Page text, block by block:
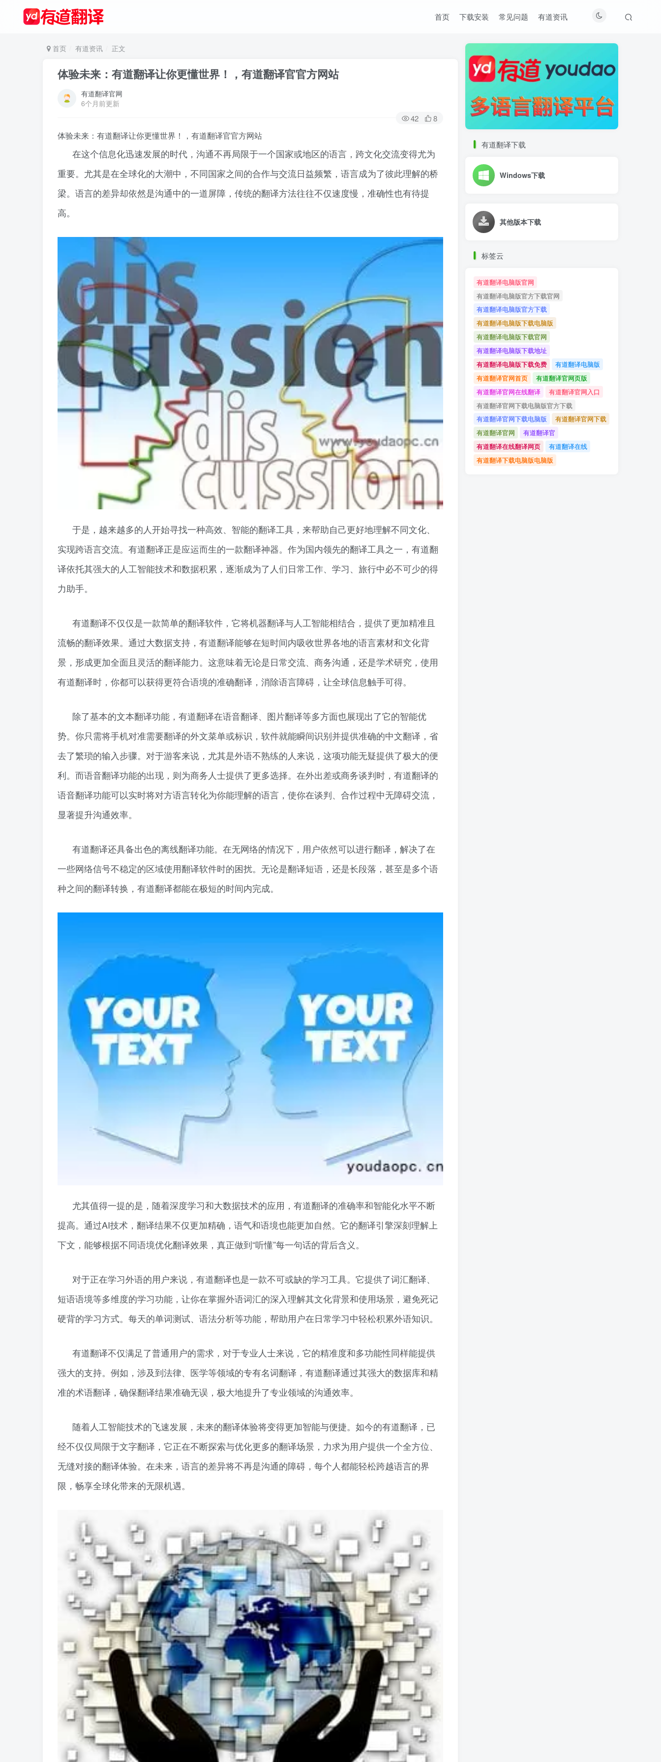
首页 下载安装 常见问题 有道资讯
首页 有道资讯 正文
体验未来：有道翻译让你更懂世界！，有道翻译官官方网站
有道翻译官网
6个月前更新
42 8
体验未来：有道翻译让你更懂世界！，有道翻译官官方网站
在这个信息化迅速发展的时代，沟通不再局限于一个国家或地区的语言，跨文化交流变得尤为
重要。尤其是在全球化的大潮中，不同国家之间的合作与交流日益频繁，语言成为了彼此理解的桥
梁。语言的差异却依然是沟通中的一道屏障，传统的翻译方法往往不仅速度慢，准确性也有待提
高。
于是，越来越多的人开始寻找一种高效、智能的翻译工具，来帮助自己更好地理解不同文化、
实现跨语言交流。有道翻译正是应运而生的一款翻译神器。作为国内领先的翻译工具之一，有道翻
译依托其强大的人工智能技术和数据积累，逐渐成为了人们日常工作、学习、旅行中必不可少的得
力助手。
有道翻译不仅仅是一款简单的翻译软件，它将机器翻译与人工智能相结合，提供了更加精准且
流畅的翻译效果。通过大数据支持，有道翻译能够在短时间内吸收世界各地的语言素材和文化背
景，形成更加全面且灵活的翻译能力。这意味着无论是日常交流、商务沟通，还是学术研究，使用
有道翻译时，你都可以获得更符合语境的准确翻译，消除语言障碍，让全球信息触手可得。
除了基本的文本翻译功能，有道翻译在语音翻译、图片翻译等多方面也展现出了它的智能优
势。你只需将手机对准需要翻译的外文菜单或标识，软件就能瞬间识别并提供准确的中文翻译，省
去了繁琐的输入步骤。对于游客来说，尤其是外语不熟练的人来说，这项功能无疑提供了极大的便
利。而语音翻译功能的出现，则为商务人士提供了更多选择。在外出差或商务谈判时，有道翻译的
语音翻译功能可以实时将对方语言转化为你能理解的语言，使你在谈判、合作过程中无障碍交流，
显著提升沟通效率。
有道翻译还具备出色的离线翻译功能。在无网络的情况下，用户依然可以进行翻译，解决了在
一些网络信号不稳定的区域使用翻译软件时的困扰。无论是翻译短语，还是长段落，甚至是多个语
种之间的翻译转换，有道翻译都能在极短的时间内完成。
尤其值得一提的是，随着深度学习和大数据技术的应用，有道翻译的准确率和智能化水平不断
提高。通过AI技术，翻译结果不仅更加精确，语气和语境也能更加自然。它的翻译引擎深刻理解上
下文，能够根据不同语境优化翻译效果，真正做到“听懂”每一句话的背后含义。
对于正在学习外语的用户来说，有道翻译也是一款不可或缺的学习工具。它提供了词汇翻译、
短语语境等多维度的学习功能，让你在掌握外语词汇的深入理解其文化背景和使用场景，避免死记
硬背的学习方式。每天的单词测试、语法分析等功能，帮助用户在日常学习中轻松积累外语知识。
有道翻译不仅满足了普通用户的需求，对于专业人士来说，它的精准度和多功能性同样能提供
强大的支持。例如，涉及到法律、医学等领域的专有名词翻译，有道翻译通过其强大的数据库和精
准的术语翻译，确保翻译结果准确无误，极大地提升了专业领域的沟通效率。
随着人工智能技术的飞速发展，未来的翻译体验将变得更加智能与便捷。如今的有道翻译，已
经不仅仅局限于文字翻译，它正在不断探索与优化更多的翻译场景，力求为用户提供一个全方位、
无缝对接的翻译体验。在未来，语言的差异将不再是沟通的障碍，每个人都能轻松跨越语言的界
限，畅享全球化带来的无限机遇。
有道翻译下载
Windows下载
其他版本下载
标签云
有道翻译电脑版官网
有道翻译电脑版官方下载官网
有道翻译电脑版官方下载
有道翻译电脑版下载电脑版
有道翻译电脑版下载官网
有道翻译电脑版下载地址
有道翻译电脑版下载免费
有道翻译电脑版
有道翻译官网首页
有道翻译官网页版
有道翻译官网在线翻译
有道翻译官网入口
有道翻译官网下载电脑版官方下载
有道翻译官网下载电脑版
有道翻译官网下载
有道翻译官网
有道翻译官
有道翻译在线翻译网页
有道翻译在线
有道翻译下载电脑版电脑版